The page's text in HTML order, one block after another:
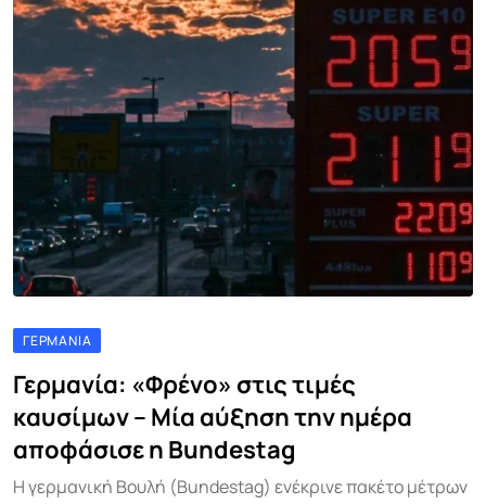
ΓΕΡΜΑΝΊΑ
Γερμανία: «Φρένο» στις τιμές
καυσίμων – Μία αύξηση την ημέρα
αποφάσισε η Bundestag
Η γερμανική Βουλή (Bundestag) ενέκρινε πακέτο μέτρων